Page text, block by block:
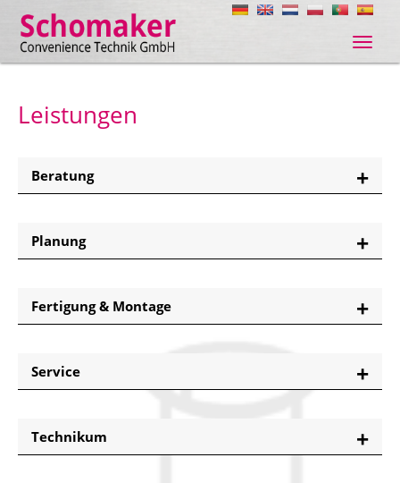
ein-/
Leistungen
Beratung
Planung
Fertigung & Montage
Service
Technikum